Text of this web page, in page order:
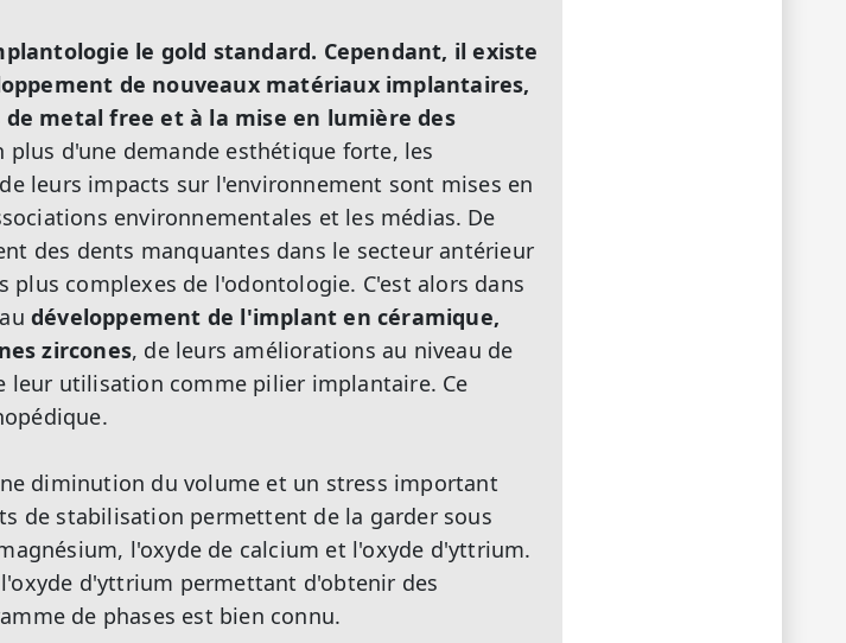
le gold standard. Cependant, il existe
de nouveaux matériaux implantaires,
metal free et à la mise en lumière des
plus d'une demande esthétique forte, les
leurs impacts sur l'environnement sont mises en
environnementales et les médias. De
des dents manquantes dans le secteur antérieur
complexes de l'odontologie. C'est alors dans
développement de l'implant en céramique,
zircones, de leurs améliorations au niveau de
leur utilisation comme pilier implantaire. Ce
diminution du volume et un stress important
de stabilisation permettent de la garder sous
l'oxyde de calcium et l'oxyde d'yttrium.
d'yttrium permettant d'obtenir des
de phases est bien connu.